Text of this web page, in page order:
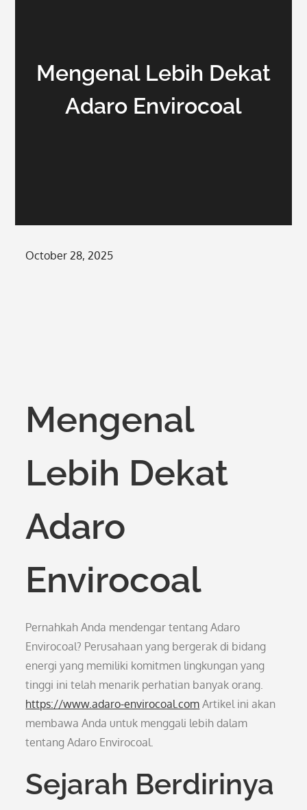
Mengenal Lebih Dekat
Adaro Envirocoal
Posted
October 28, 2025
Mengenal
Lebih Dekat
Adaro
Envirocoal
Pernahkah Anda mendengar tentang Adaro
Envirocoal? Perusahaan yang bergerak di bidang
energi yang memiliki komitmen lingkungan yang
tinggi ini telah menarik perhatian banyak orang.
https://www.adaro-envirocoal.com Artikel ini akan
membawa Anda untuk menggali lebih dalam
tentang Adaro Envirocoal.
Sejarah Berdirinya